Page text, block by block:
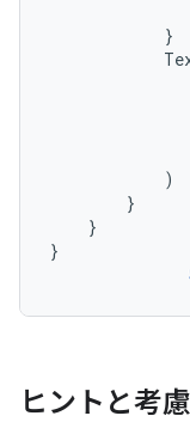
}
)
}
}
}
ヒントと考